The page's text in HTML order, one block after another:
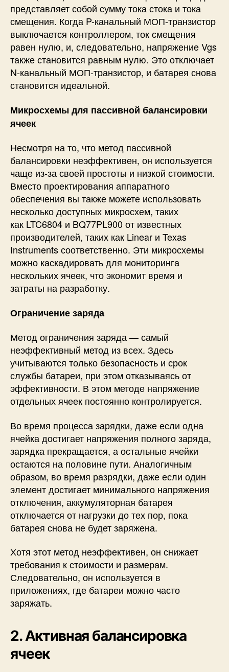
представляет собой сумму тока стока и тока
смещения. Когда P-канальный МОП-транзистор
выключается контроллером, ток смещения
равен нулю, и, следовательно, напряжение Vgs
также становится равным нулю. Это отключает
N-канальный МОП-транзистор, и батарея снова
становится идеальной.
Микросхемы для пассивной балансировки
ячеек
Несмотря на то, что метод пассивной
балансировки неэффективен, он используется
чаще из-за своей простоты и низкой стоимости.
Вместо проектирования аппаратного
обеспечения вы также можете использовать
несколько доступных микросхем, таких
как LTC6804 и BQ77PL900 от известных
производителей, таких как Linear и Texas
Instruments соответственно. Эти микросхемы
можно каскадировать для мониторинга
нескольких ячеек, что экономит время и
затраты на разработку.
Ограничение заряда
Метод ограничения заряда — самый
неэффективный метод из всех. Здесь
учитываются только безопасность и срок
службы батареи, при этом отказываясь от
эффективности. В этом методе напряжение
отдельных ячеек постоянно контролируется.
Во время процесса зарядки, даже если одна
ячейка достигает напряжения полного заряда,
зарядка прекращается, а остальные ячейки
остаются на половине пути. Аналогичным
образом, во время разрядки, даже если один
элемент достигает минимального напряжения
отключения, аккумуляторная батарея
отключается от нагрузки до тех пор, пока
батарея снова не будет заряжена.
Хотя этот метод неэффективен, он снижает
требования к стоимости и размерам.
Следовательно, он используется в
приложениях, где батареи можно часто
заряжать.
2. Активная балансировка
ячеек